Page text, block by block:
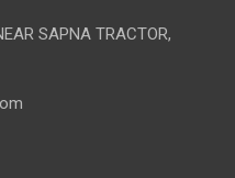
SAPNA TRACTOR,